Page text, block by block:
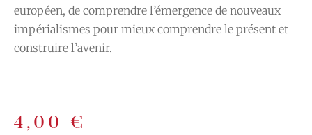
européen, de comprendre l’émergence de nouveaux
impérialismes pour mieux comprendre le présent et
construire l’avenir.
4,00 €